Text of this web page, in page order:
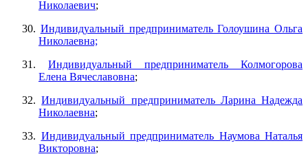
Николаевич;
30. Индивидуальный предприниматель Голоушина Ольга
Николаевна;
31.
Индивидуальный предприниматель Колмогорова
Елена Вячеславовна;
32. Индивидуальный предприниматель Ларина Надежда
Николаевна;
33. Индивидуальный предприниматель Наумова Наталья
Викторовна;